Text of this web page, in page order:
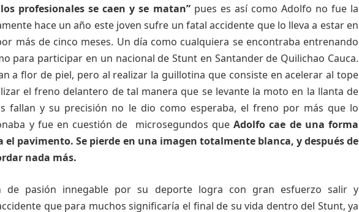
profesionales se caen y se matan” pues es así como Adolfo no fue la
hace un año este joven sufre un fatal accidente que lo lleva a estar en
más de cinco meses. Un día como cualquiera se encontraba entrenando
para participar en un nacional de Stunt en Santander de Quilichao Cauca.
a flor de piel, pero al realizar la guillotina que consiste en acelerar al tope
el freno delantero de tal manera que se levante la moto en la llanta de
fallan y su precisión no le dio como esperaba, el freno por más que lo
y fue en cuestión de microsegundos queAdolfo cae de una forma
el pavimento. Se pierde en una imagen totalmente blanca, y después de
nada más.
de pasión innegable por su deporte logra con gran esfuerzo salir y
que para muchos significaría el final de su vida dentro del Stunt, ya